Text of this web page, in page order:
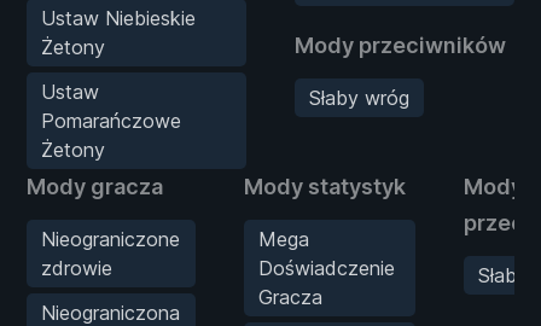
Ustaw Niebieskie
Żetony
Ustaw
Pomarańczowe
Żetony
Mody przeciwników
Słaby wróg
Mody gracza
Nieograniczone
zdrowie
Nieograniczona
Mody statystyk
Mega
Doświadczenie
Gracza
Mody
Słaby